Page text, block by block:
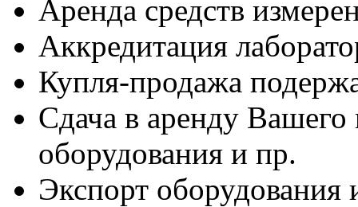
Аренда средств
Аккредитация
Купля-продажа
Сдача в аренду Вашего
оборудования и пр.
Экспорт